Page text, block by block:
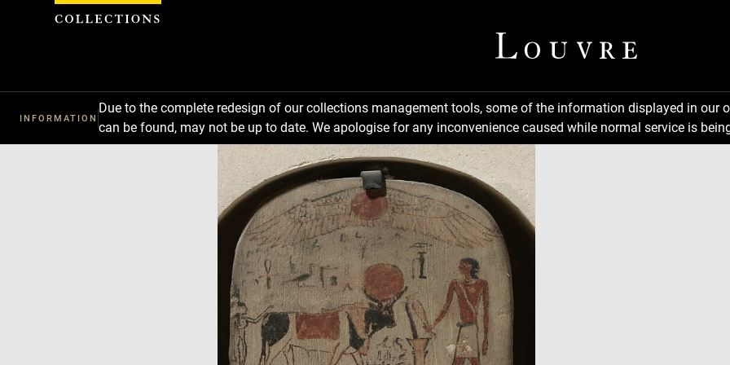
INFORMATION
Due to the complete redesign of our collections management tools, some of the information displayed in
can be found, may not be up to date. We apologise for any inconvenience caused while normal service is
Cookies management panel